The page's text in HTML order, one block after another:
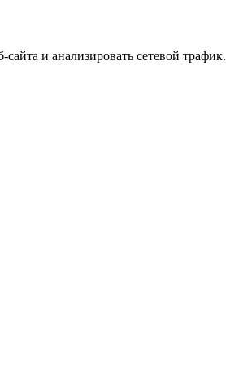
и анализировать сетевой трафик.